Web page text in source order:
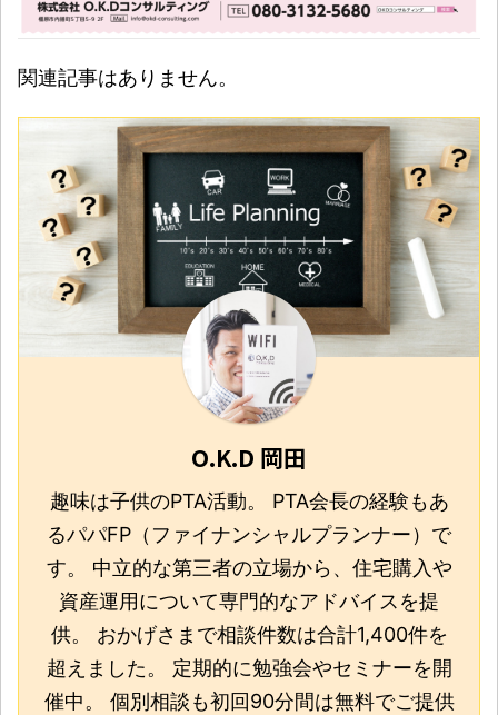
関連記事はありません。
O.K.D 岡田
趣味は子供のPTA活動。 PTA会長の経験もあ
るパパFP（ファイナンシャルプランナー）で
す。 中立的な第三者の立場から、住宅購入や
資産運用について専門的なアドバイスを提
供。 おかげさまで相談件数は合計1,400件を
超えました。 定期的に勉強会やセミナーを開
催中。 個別相談も初回90分間は無料でご提供